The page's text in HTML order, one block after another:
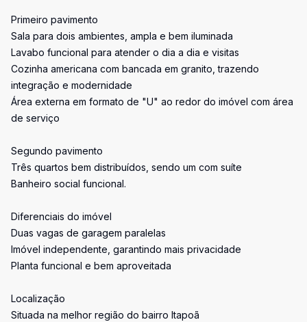
Primeiro pavimento
Sala para dois ambientes, ampla e bem iluminada
Lavabo funcional para atender o dia a dia e visitas
Cozinha americana com bancada em granito, trazendo
integração e modernidade
Área externa em formato de "U" ao redor do imóvel com área
de serviço
Segundo pavimento
Três quartos bem distribuídos, sendo um com suíte
Banheiro social funcional.
Diferenciais do imóvel
Duas vagas de garagem paralelas
Imóvel independente, garantindo mais privacidade
Planta funcional e bem aproveitada
Localização
Situada na melhor região do bairro Itapoã